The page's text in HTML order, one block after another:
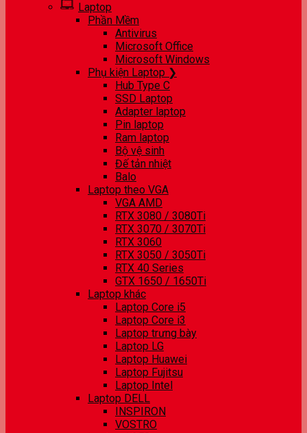
Laptop
Phần Mềm
Antivirus
Microsoft Office
Microsoft Windows
Phụ kiện Laptop ❯
Hub Type C
SSD Laptop
Adapter laptop
Pin laptop
Ram laptop
Bộ vệ sinh
Đế tản nhiệt
Balo
Laptop theo VGA
VGA AMD
RTX 3080 / 3080Ti
RTX 3070 / 3070Ti
RTX 3060
RTX 3050 / 3050Ti
RTX 40 Series
GTX 1650 / 1650Ti
Laptop khác
Laptop Core i5
Laptop Core i3
Laptop trưng bày
Laptop LG
Laptop Huawei
Laptop Fujitsu
Laptop Intel
Laptop DELL
INSPIRON
VOSTRO